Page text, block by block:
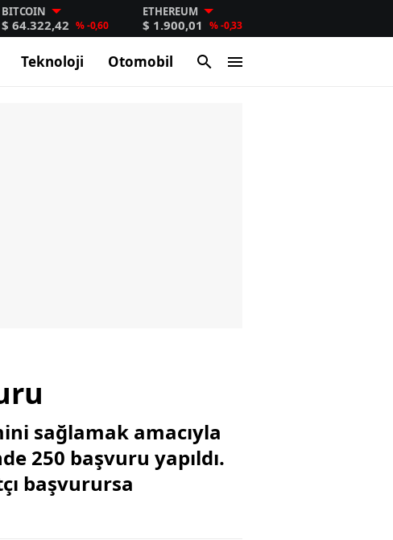
BITCOIN
$ 64.322,42 % -0,60
ETHEREUM
$ 1.900,01 % -0,33
Teknoloji Otomobil
sağlamak amacıyla
250 başvuru yapıldı.
başvurursa